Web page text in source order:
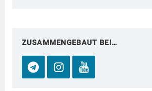
ZUSAMMENGEBAUT BEI…